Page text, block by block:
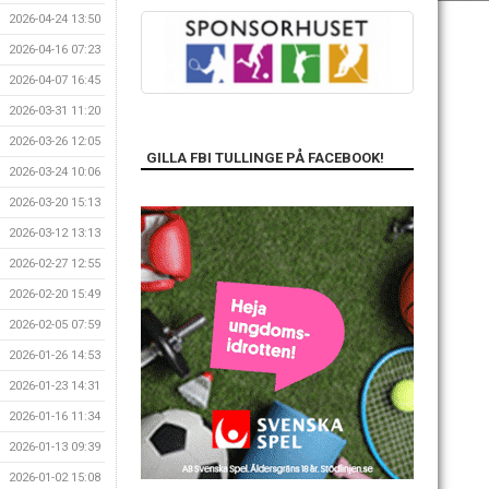
2026-04-24 13:50
2026-04-16 07:23
2026-04-07 16:45
2026-03-31 11:20
2026-03-26 12:05
2026-03-24 10:06
2026-03-20 15:13
2026-03-12 13:13
2026-02-27 12:55
2026-02-20 15:49
2026-02-05 07:59
2026-01-26 14:53
2026-01-23 14:31
2026-01-16 11:34
2026-01-13 09:39
2026-01-02 15:08
GILLA FBI TULLINGE PÅ FACEBOOK!